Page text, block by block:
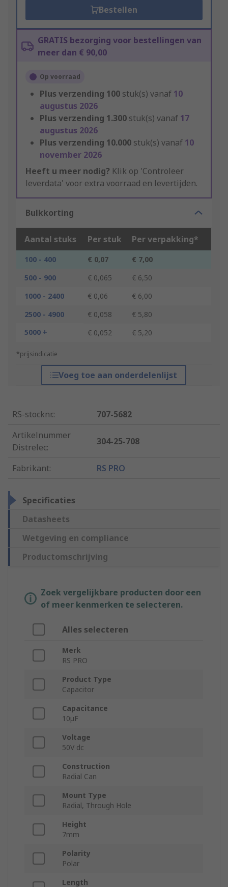
Bestellen
GRATIS bezorging voor bestellingen van
meer dan € 90,00
Op voorraad
Plus verzending 100 stuk(s) vanaf 10
augustus 2026
Plus verzending 1.300 stuk(s) vanaf 17
augustus 2026
Plus verzending 10.000 stuk(s) vanaf 10
november 2026
Heeft u meer nodig? Klik op 'Controleer
leverdata' voor extra voorraad en levertijden.
Bulkkorting
Aantal stuks Per stuk Per verpakking*
100 - 400 € 0,07
€ 7,00
500 - 900
€ 0,065
€ 6,50
1000 - 2400
€ 0,06
€ 6,00
2500 - 4900
€ 0,058
€ 5,80
5000 +
€ 0,052 € 5,20
*prijsindicatie
Voeg toe aan onderdelenlijst
RS-stocknr.:
707-5682
Artikelnummer
Distrelec:
304-25-708
Fabrikant: RS PRO
Specificaties
Datasheets
Wetgeving en compliance
Productomschrijving
Zoek vergelijkbare producten door een
of meer kenmerken te selecteren.
Alles selecteren
Merk
RS PRO
Product Type
Capacitor
Capacitance
10μF
Voltage
50V dc
Construction
Radial Can
Mount Type
Radial, Through Hole
Height
7mm
Polarity
Polar
Length